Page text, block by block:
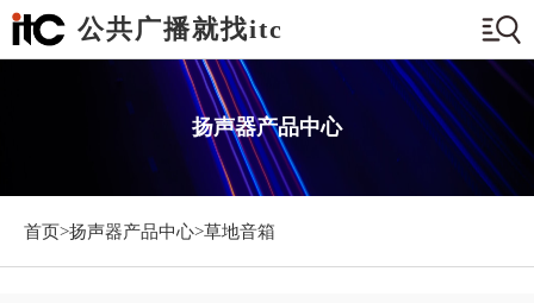
公共广播就找itc
扬声器产品中心
首页>扬声器产品中心>草地音箱